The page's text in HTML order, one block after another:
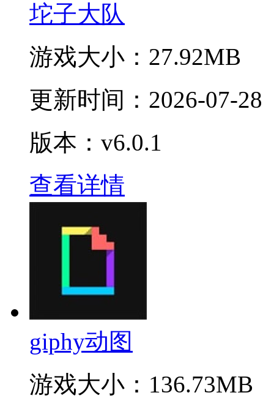
坨子大队
游戏大小： 27.92MB
更新时间： 2026-07-28
版本：v6.0.1
查看详情
giphy动图
游戏大小： 136.73MB